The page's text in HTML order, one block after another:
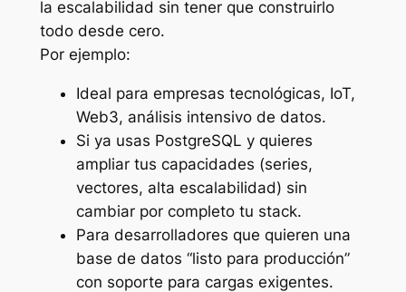
la escalabilidad sin tener que construirlo
todo desde cero.
Por ejemplo:
Ideal para empresas tecnológicas, IoT,
Web3, análisis intensivo de datos.
Si ya usas PostgreSQL y quieres
ampliar tus capacidades (series,
vectores, alta escalabilidad) sin
cambiar por completo tu stack.
Para desarrolladores que quieren una
base de datos “listo para producción”
con soporte para cargas exigentes.